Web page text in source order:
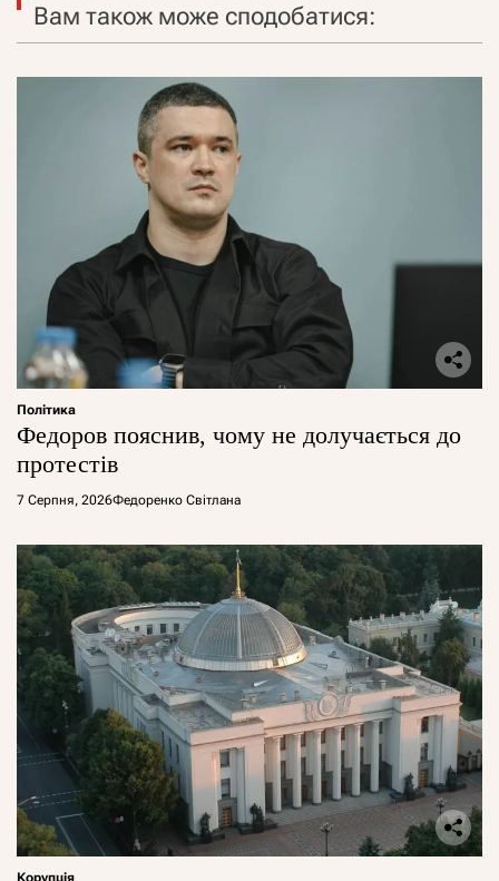
Вам також може сподобатися:
Політика
Федоров пояснив, чому не долучається до
протестів
7 Серпня, 2026Федоренко Світлана
Корупція